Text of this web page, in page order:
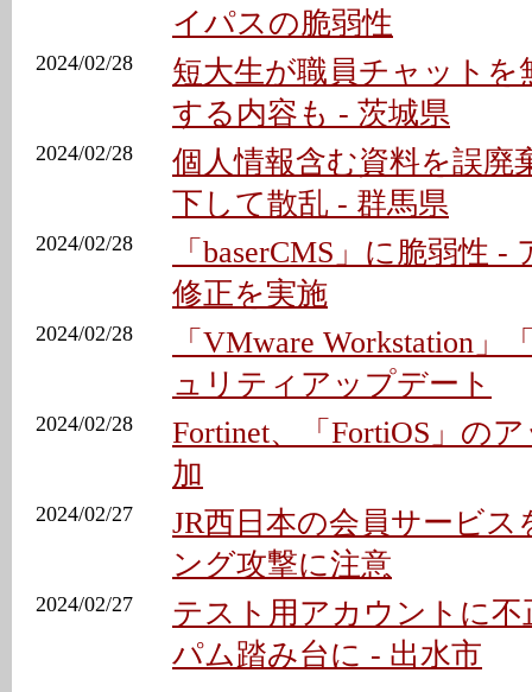
イパスの脆弱性
2024/02/28
短大生が職員チャットを
する内容も - 茨城県
2024/02/28
個人情報含む資料を誤廃
下して散乱 - 群馬県
2024/02/28
「baserCMS」に脆弱性
修正を実施
2024/02/28
「VMware Workstation」
ュリティアップデート
2024/02/28
Fortinet、「FortiOS」の
加
2024/02/27
JR西日本の会員サービ
ング攻撃に注意
2024/02/27
テスト用アカウントに
パム踏み台に - 出水市